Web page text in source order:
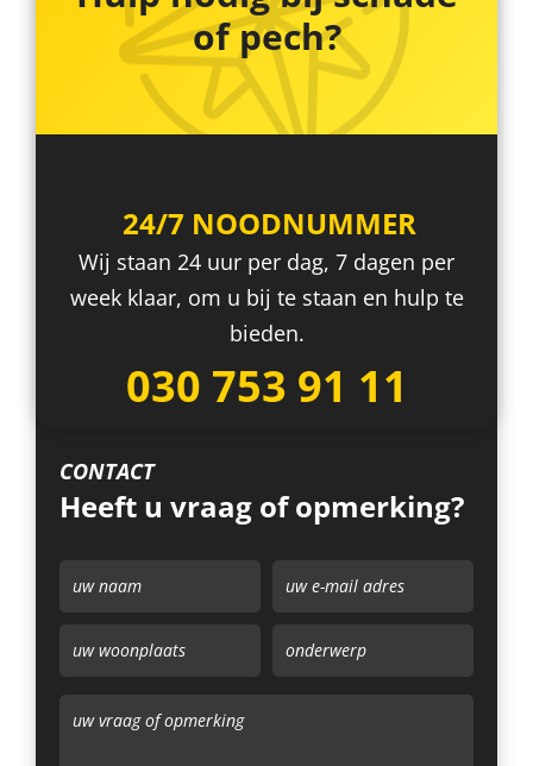
of pech?
24/7 NOODNUMMER
Wij staan 24 uur per dag, 7 dagen per
week klaar, om u bij te staan en hulp te
bieden.
030 753 91 11
CONTACT
Heeft u vraag of opmerking?